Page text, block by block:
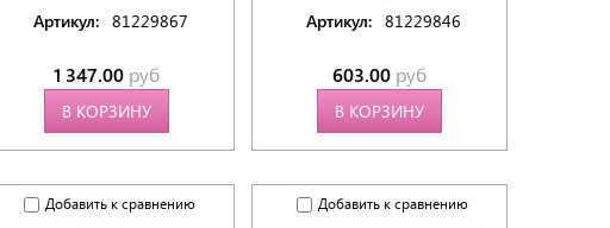
Артикул: 81229867
1 347.00 руб
В КОРЗИНУ
Артикул: 81229846
603.00 руб
В КОРЗИНУ
Добавить к сравнению Добавить к сравнению